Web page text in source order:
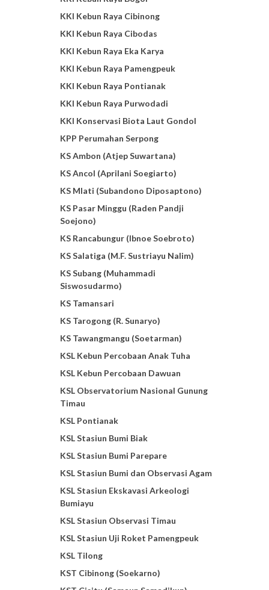
KKI Kebun Raya Cibinong
KKI Kebun Raya Cibodas
KKI Kebun Raya Eka Karya
KKI Kebun Raya Pamengpeuk
KKI Kebun Raya Pontianak
KKI Kebun Raya Purwodadi
KKI Konservasi Biota Laut Gondol
KPP Perumahan Serpong
KS Ambon (Atjep Suwartana)
KS Ancol (Aprilani Soegiarto)
KS Mlati (Subandono Diposaptono)
KS Pasar Minggu (Raden Pandji
Soejono)
KS Rancabungur (Ibnoe Soebroto)
KS Salatiga (M.F. Sustriayu Nalim)
KS Subang (Muhammadi
Siswosudarmo)
KS Tamansari
KS Tarogong (R. Sunaryo)
KS Tawangmangu (Soetarman)
KSL Kebun Percobaan Anak Tuha
KSL Kebun Percobaan Dawuan
KSL Observatorium Nasional Gunung
Timau
KSL Pontianak
KSL Stasiun Bumi Biak
KSL Stasiun Bumi Parepare
KSL Stasiun Bumi dan Observasi Agam
KSL Stasiun Ekskavasi Arkeologi
Bumiayu
KSL Stasiun Observasi Timau
KSL Stasiun Uji Roket Pamengpeuk
KSL Tilong
KST Cibinong (Soekarno)